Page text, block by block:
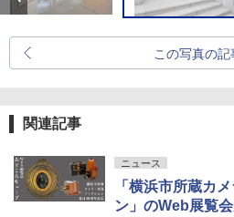
この写真の記
関連記事
ニュース
「横浜市所蔵カ
ン」のWeb展覧